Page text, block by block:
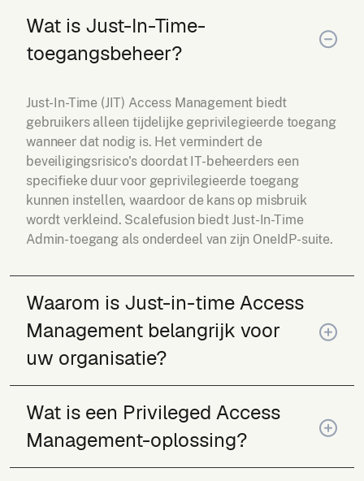
Wat is Just-In-Time-
toegangsbeheer?
Just-In-Time (JIT) Access Management biedt
gebruikers alleen tijdelijke geprivilegieerde toegang
wanneer dat nodig is. Het vermindert de
beveiligingsrisico's doordat IT-beheerders een
specifieke duur voor geprivilegieerde toegang
kunnen instellen, waardoor de kans op misbruik
wordt verkleind. Scalefusion biedt Just-In-Time
Admin-toegang als onderdeel van zijn OneIdP-suite.
Waarom is Just-in-time Access
Management belangrijk voor
uw organisatie?
Wat is een Privileged Access
Management-oplossing?